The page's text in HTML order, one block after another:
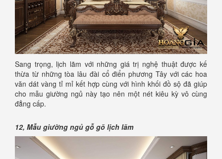
Sang trọng, lịch lãm với những giá trị nghệ thuật được kế
thừa từ những tòa lâu đài cổ điển phương Tây với các hoa
văn dát vàng tỉ mỉ kết hợp cùng với hình khối đồ sộ đã giúp
cho mẫu giường ngủ này tạo nên một nét kiêu kỳ vô cùng
đẳng cấp.
12, Mẫu giường ngủ gỗ gõ lịch lãm